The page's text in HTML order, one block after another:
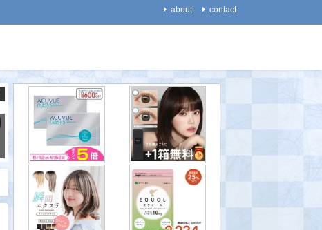
about contact
生物
【動物】ネコは他の動物と
違って「エサを得るために
働く」ことを避ける傾向が
ある
2021-08-20
【魚類】メダカの祖先は恐
竜とともに生き、大量絶滅
の時代も生き延びた
2021-08-25